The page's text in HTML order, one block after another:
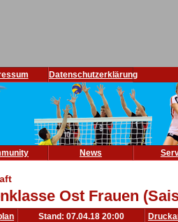
Datenschutzerklärung
News
Ost Frauen
Stand: 07.04.18 20:00